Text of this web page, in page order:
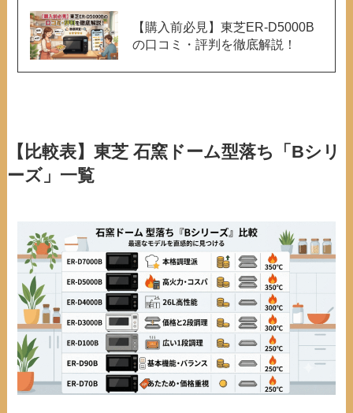
【購入前必見】東芝ER-D5000B
の口コミ・評判を徹底解説！
【比較表】東芝 石窯ドーム型落ち「Bシリ
ーズ」一覧